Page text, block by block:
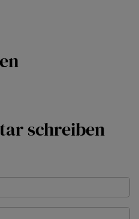
schreiben